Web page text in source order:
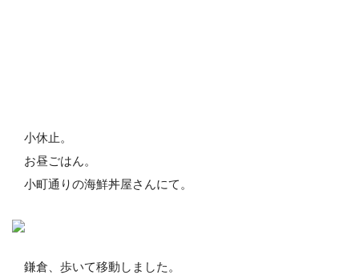
小休止。
お昼ごはん。
小町通りの海鮮丼屋さんにて。
鎌倉、歩いて移動しました。